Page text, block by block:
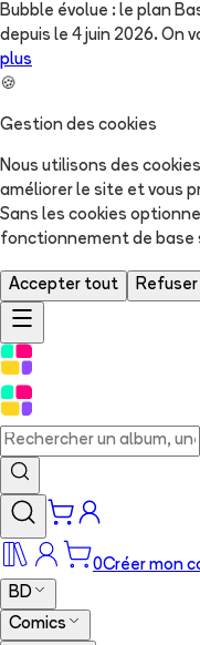
Bubble évolue : le plan
depuis le 4 juin 2026. On
plus
🍪
Gestion des cookies
Nous utilisons des
améliorer le site et vous
Sans les cookies
fonctionnement de base
Accepter tout Refuser
0Créer mon
BD
Comics